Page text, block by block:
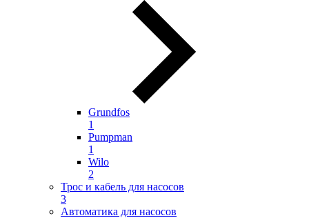
Grundfos
1
Pumpman
1
Wilo
2
Трос и кабель для насосов
3
Автоматика для насосов